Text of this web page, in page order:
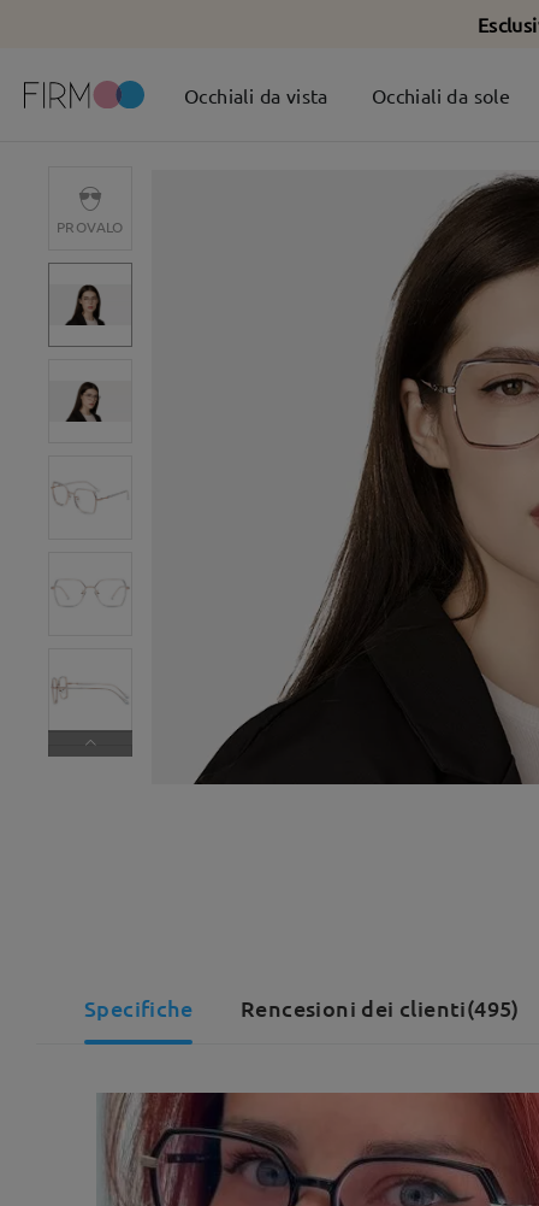
Occhiali da vista Occhiali da sole
PROVALO
Specifiche Rencesioni dei clienti(495)